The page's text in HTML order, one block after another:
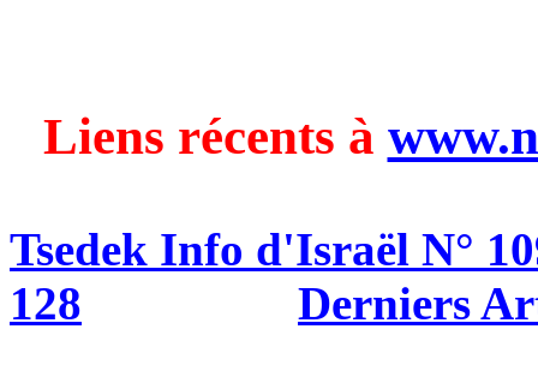
Liens récents à
Tsedek Info d'Israël N°
128
Derniers